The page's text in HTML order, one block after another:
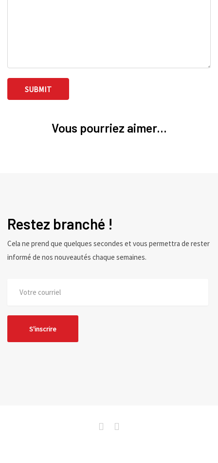
Vous pourriez aimer...
Restez branché !
Cela ne prend que quelques secondes et vous permettra de rester
informé de nos nouveautés chaque semaines.